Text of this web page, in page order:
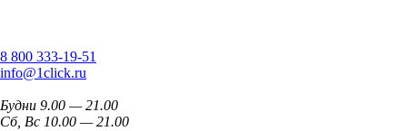
8 800 333-19-51
info@1click.ru
Будни 9.00 — 21.00
Сб, Вс 10.00 — 21.00